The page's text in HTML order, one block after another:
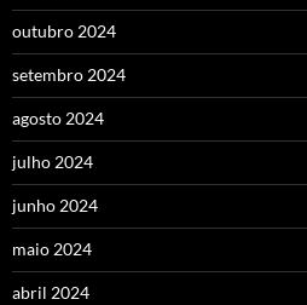
outubro 2024
setembro 2024
agosto 2024
julho 2024
junho 2024
maio 2024
abril 2024